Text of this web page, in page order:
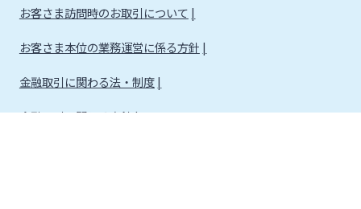
お客さま訪問時のお取引について
お客さま本位の業務運営に係る方針
金融取引に関わる法・制度
金融取引に関わる方針